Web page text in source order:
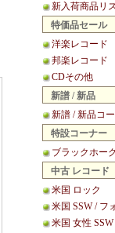
新入荷商品リ
特価品セール
洋楽レコード
邦楽レコード
CDその他
新譜 / 新品
新譜 / 新品コ
特設コーナー
ブラックホー
中古 レコード
米国 ロック
米国 SSW / フ
米国 女性